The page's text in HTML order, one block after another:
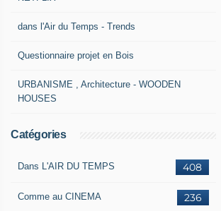
dans l'Air du Temps - Trends
Questionnaire projet en Bois
URBANISME , Architecture - WOODEN
HOUSES
Catégories
408
Dans L'AIR DU TEMPS
236
Comme au CINEMA